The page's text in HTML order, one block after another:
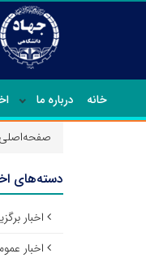
خانه درباره ما
صفحه‌اصلی
دسته‌های
اخبار
اخبار